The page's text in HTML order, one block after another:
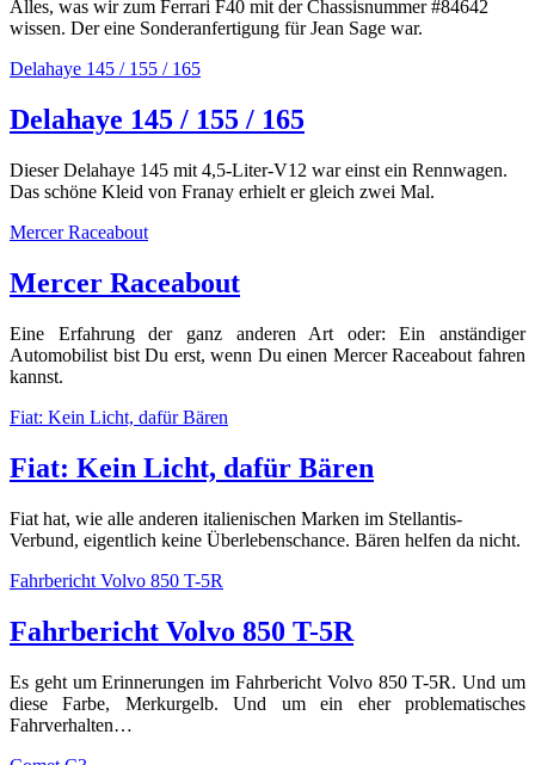
Alles, was wir zum Ferrari F40 mit der Chassisnummer #84642
wissen. Der eine Sonderanfertigung für Jean Sage war.
Delahaye 145 / 155 / 165
Delahaye 145 / 155 / 165
Dieser Delahaye 145 mit 4,5-Liter-V12 war einst ein Rennwagen.
Das schöne Kleid von Franay erhielt er gleich zwei Mal.
Mercer Raceabout
Mercer Raceabout
Eine Erfahrung der ganz anderen Art oder: Ein anständiger
Automobilist bist Du erst, wenn Du einen Mercer Raceabout fahren
kannst.
Fiat: Kein Licht, dafür Bären
Fiat: Kein Licht, dafür Bären
Fiat hat, wie alle anderen italienischen Marken im Stellantis-
Verbund, eigentlich keine Überlebenschance. Bären helfen da nicht.
Fahrbericht Volvo 850 T-5R
Fahrbericht Volvo 850 T-5R
Es geht um Erinnerungen im Fahrbericht Volvo 850 T-5R. Und um
diese Farbe, Merkurgelb. Und um ein eher problematisches
Fahrverhalten…